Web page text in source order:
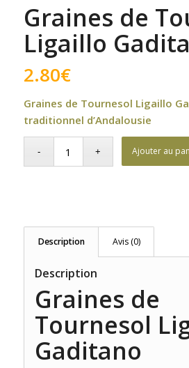
Graines de
Ligaillo
2.80€
Graines de Tournesol Ligaillo
traditionnel d’Andalousie
Ajouter au
Description Avis (0)
Description
Graines de
Tournesol
Gaditano